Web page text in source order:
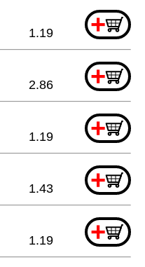
+
1.19
+
2.86
+
1.19
+
1.43
+
1.19